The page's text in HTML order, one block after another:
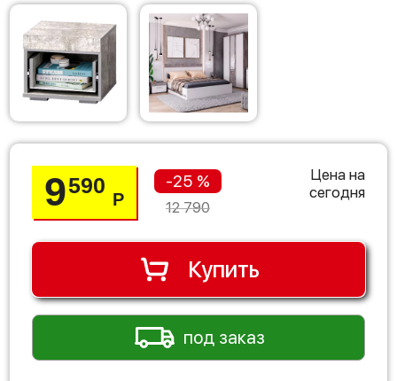
9590
Р
-25 %
12 790
Цена на
сегодня
Купить
под заказ